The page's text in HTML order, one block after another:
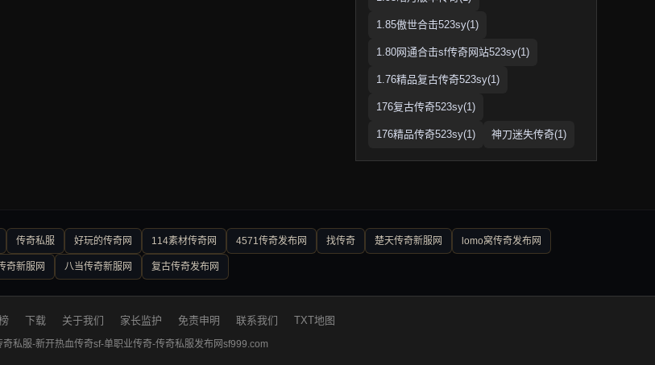
1.85傲世合击523sy(1)
1.80网通合击sf传奇网站523sy(1)
1.76精品复古传奇523sy(1)
176复古传奇523sy(1)
176精品传奇523sy(1) 神刀迷失传奇(1)
传奇私服 好玩的传奇网 114素材传奇网 4571传奇发布网 找传奇 楚天传奇新服网 lomo窝传奇发布网
奇新服网 八当传奇新服网 复古传奇发布网
下载 关于我们 家长监护 免责申明 联系我们 TXT地图
私服-新开热血传奇sf-单职业传奇-传奇私服发布网sf999.com